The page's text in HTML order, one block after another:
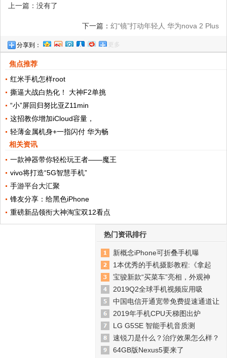
上一篇：没有了
下一篇： 幻“镜”打动年轻人 华为nova 2 Plus
分享到： 更多
焦点推荐
红米手机怎样root
撕逼大战白热化！ 大神F2单挑
“小”屏回归努比亚Z11min
这招教你增加iCloud容量，
轻薄金属机身+一指闪付 华为畅
相关资讯
一款神器带你轻松玩王者——魔王
vivo将打造“5G智慧手机”
手游平台大汇聚
锋友分享：给黑色iPhone
重磅新品领衔大神淘宝双12看点
热门资讯排行
新概念iPhone可折叠手机曝
1本优秀的手机摄影教程:《拿起
宝骏新款“买菜车”亮相，外观神
2019Q2全球手机视频应用吸
中国电信开通宽带免费提速通道让
2019年手机CPU天梯图出炉
LG G5SE 智能手机音质测
速锐刀是什么？治疗效果怎么样？
64GB版Nexus5要来了